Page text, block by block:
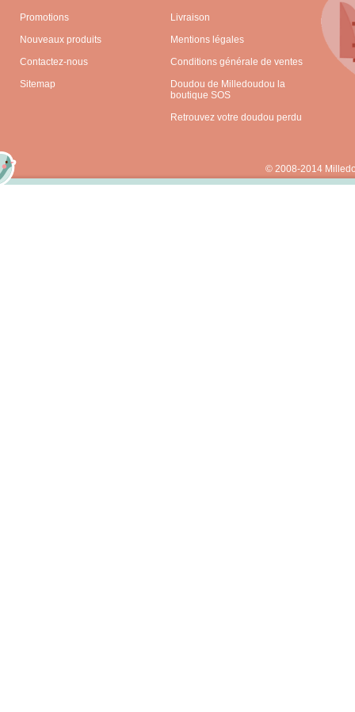
Promotions
Nouveaux produits
Contactez-nous
Sitemap
Livraison
Mentions légales
Conditions générale de ventes
Doudou de Milledoudou la
boutique SOS
Retrouvez votre doudou perdu
© 2008-2014